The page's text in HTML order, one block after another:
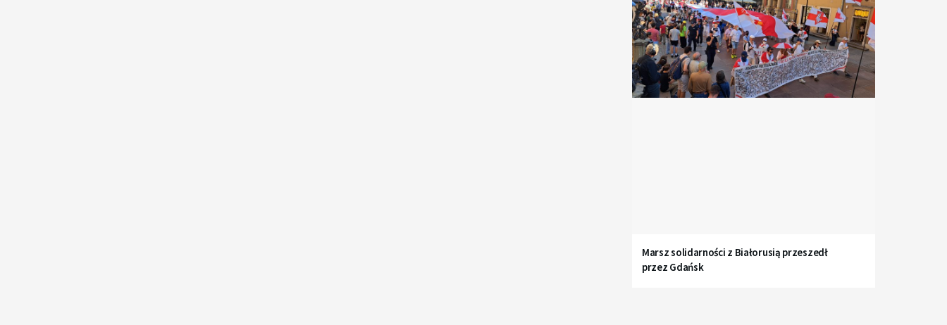
Marsz solidarności z Białorusią przeszedł
przez Gdańsk